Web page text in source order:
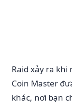
Raid xảy ra khi
Coin Master
khác, nơi bạn